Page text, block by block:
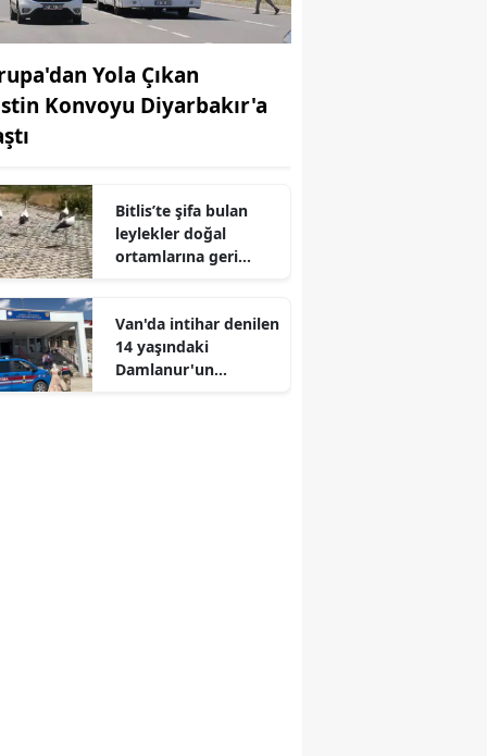
Bursa
Çanakkale
Çankırı
Denizli
Diyarbakır
Elazığ
Yola Çıkan
Konvoyu Diyarbakır'a
Bitlis’te şifa bulan
leylekler doğal
ortamlarına geri
Van'da intihar denilen
14 yaşındaki
Damlanur'un